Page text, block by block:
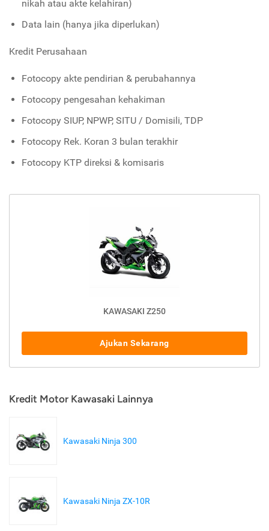
nikah atau akte kelahiran)
Data lain (hanya jika diperlukan)
Kredit Perusahaan
Fotocopy akte pendirian & perubahannya
Fotocopy pengesahan kehakiman
Fotocopy SIUP, NPWP, SITU / Domisili, TDP
Fotocopy Rek. Koran 3 bulan terakhir
Fotocopy KTP direksi & komisaris
KAWASAKI Z250
Ajukan Sekarang
Kredit Motor Kawasaki Lainnya
Kawasaki Ninja 300
Kawasaki Ninja ZX-10R